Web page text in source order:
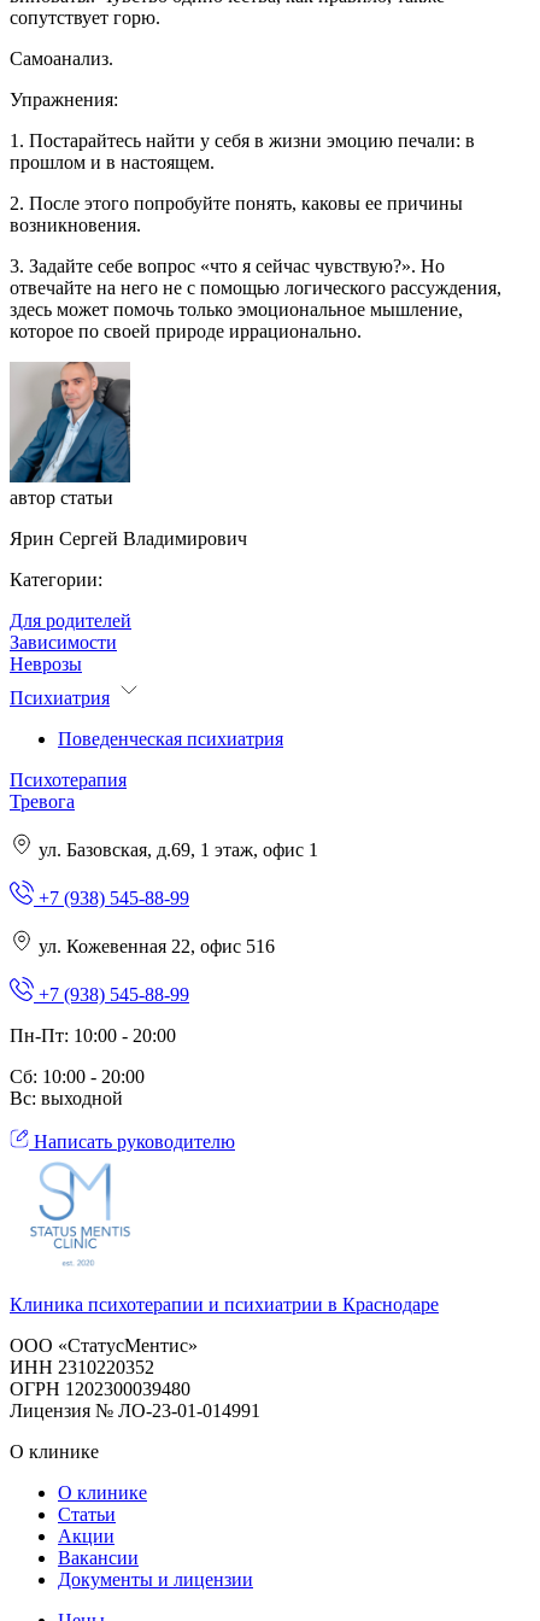
сопутствует горю.
Самоанализ.
Упражнения:
1. Постарайтесь найти у себя в жизни эмоцию печали: в
прошлом и в настоящем.
2. После этого попробуйте понять, каковы ее причины
возникновения.
3. Задайте себе вопрос «что я сейчас чувствую?». Но
отвечайте на него не с помощью логического рассуждения,
здесь может помочь только эмоциональное мышление,
которое по своей природе иррационально.
автор статьи
Ярин Сергей Владимирович
Категории:
Для родителей
Зависимости
Неврозы
Психиатрия
Поведенческая психиатрия
Психотерапия
Тревога
ул. Базовская, д.69, 1 этаж, офис 1
+7 (938) 545-88-99
ул. Кожевенная 22, офис 516
+7 (938) 545-88-99
Пн-Пт: 10:00 - 20:00
Сб: 10:00 - 20:00
Вс: выходной
Написать руководителю
Клиника психотерапии и психиатрии в Краснодаре
ООО «СтатусМентис»
ИНН 2310220352
ОГРН 1202300039480
Лицензия № ЛО-23-01-014991
О клинике
О клинике
Статьи
Акции
Вакансии
Документы и лицензии